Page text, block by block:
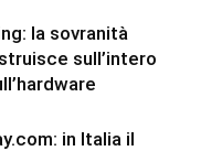
la sovranità
sull’intero
in Italia il